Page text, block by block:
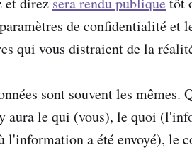
de confidentialité et
qui vous distraient de la
sont souvent les mêmes.
aura le qui (vous), le quoi
l'information a été envoyé), le